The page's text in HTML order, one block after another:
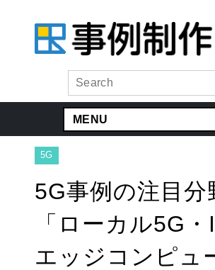
MENU
5G
5G事例の注目分
「ローカル5G・
エッジコンピュ